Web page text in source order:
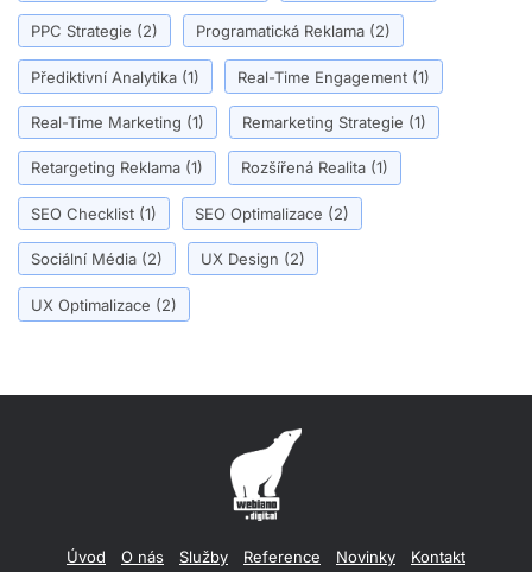
PPC Strategie (2) Programatická Reklama (2)
Přediktivní Analytika (1) Real-Time Engagement (1)
Real-Time Marketing (1) Remarketing Strategie (1)
Retargeting Reklama (1) Rozšířená Realita (1)
SEO Checklist (1) SEO Optimalizace (2)
Sociální Média (2) UX Design (2)
UX Optimalizace (2)
Úvod O nás Služby Reference Novinky Kontakt